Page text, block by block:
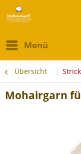
Menü
Übersicht
Mohairgarn